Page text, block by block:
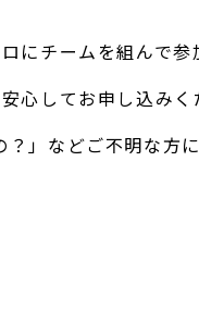
にチームを組んで
心してお申し込み
」などご不明な方